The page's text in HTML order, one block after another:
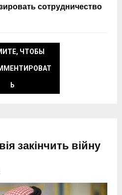
сотрудничество
ЧТОБЫ
Ь
закінчить війну